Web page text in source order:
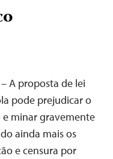
A proposta de lei
pode prejudicar o
minar gravemente
ainda mais os
e censura por